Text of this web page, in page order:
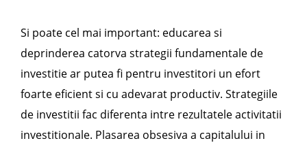
Si poate cel mai important: educarea si
deprinderea catorva strategii fundamentale de
investitie ar putea fi pentru investitori un efort
foarte eficient si cu adevarat productiv. Strategiile
de investitii fac diferenta intre rezultatele activitatii
investitionale. Plasarea obsesiva a capitalului in